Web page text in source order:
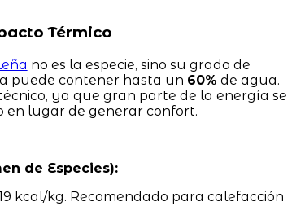
Térmico
no es la especie, sino su grado de
puede contener hasta un 60% de agua.
ya que gran parte de la energía se
en lugar de generar confort.
de Especies):
kcal/kg. Recomendado para calefacción